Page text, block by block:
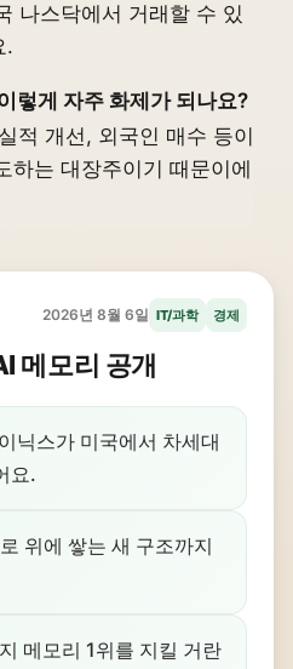
나스닥에서 거래할 수 있
.
렇게 자주 화제가 되나요?
적 개선, 외국인 매수 등이
하는 대장주이기 때문이에
2026년 8월 6일 IT/과학 경제
메모리 공개
닉스가 미국에서 차세대
요.
위에 쌓는 새 구조까지
메모리 1위를 지킬 거란